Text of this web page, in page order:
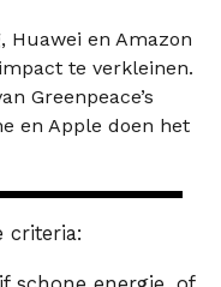
Huawei en Amazon
te verkleinen.
Greenpeace’s
en Apple doen het
criteria: